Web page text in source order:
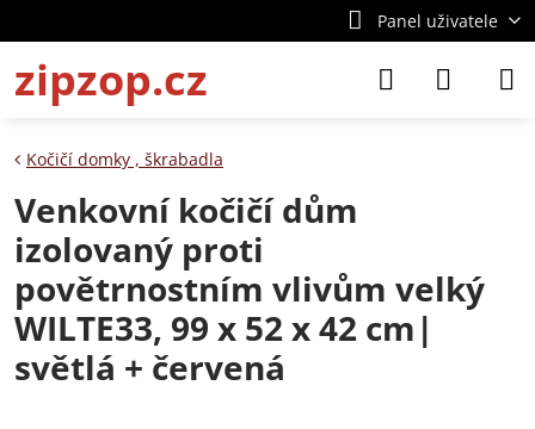
Panel uživatele
zipzop.cz
Kočičí domky , škrabadla
Venkovní kočičí dům
izolovaný proti
povětrnostním vlivům velký
WILTE33, 99 x 52 x 42 cm|
světlá + červená